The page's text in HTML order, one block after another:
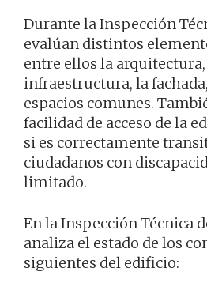
Durante la Inspección
evalúan distintos
entre ellos la
infraestructura, la
espacios comunes.
facilidad de acceso de la
si es correctamente
ciudadanos con
limitado.
En la Inspección Técnica
analiza el estado de los
siguientes del edificio: